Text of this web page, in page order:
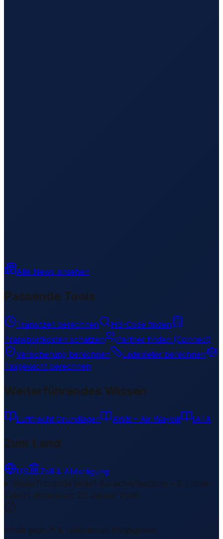
Alle News ansehen
Passende Tools
Transitzeit berechnen
HS-Code finden
Transportkosten schätzen
Partner finden (Connect)
Versicherung berechnen
Lademeter berechnen
Taxgewicht berechnen
Weiterführendes Wissen
Luftfracht Grundlagen AWB – Air Waybill IATA
Zum Land
US
Zoll & Abfertigung
Weiterführende Links1 Bereiche/Sections • 8 Links▾
Zuletzt aktualisiert: 27. Januar 2026
Inhalt geprüft & redaktionell freigegeben